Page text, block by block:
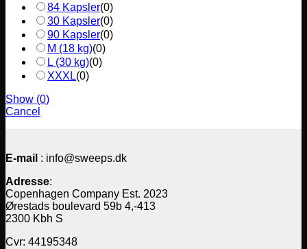
84 Kapsler(0)
30 Kapsler(0)
90 Kapsler(0)
M (18 kg)(0)
L (30 kg)(0)
XXXL(0)
Show (0)
Cancel
E-mail : info@sweeps.dk
Adresse:
Copenhagen Company Est. 2023
Ørestads boulevard 59b 4,-413
2300 Kbh S
Cvr: 44195348